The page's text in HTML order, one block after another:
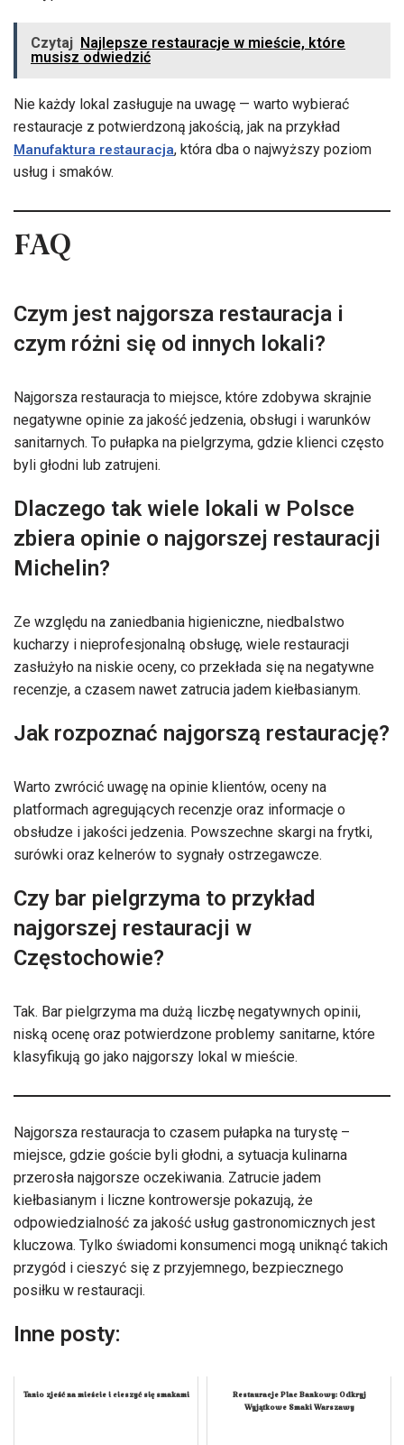
Czytaj Najlepsze restauracje w mieście, które
musisz odwiedzić
Nie każdy lokal zasługuje na uwagę — warto wybierać
restauracje z potwierdzoną jakością, jak na przykład
Manufaktura restauracja, która dba o najwyższy poziom
usług i smaków.
FAQ
Czym jest najgorsza restauracja i
czym różni się od innych lokali?
Najgorsza restauracja to miejsce, które zdobywa skrajnie
negatywne opinie za jakość jedzenia, obsługi i warunków
sanitarnych. To pułapka na pielgrzyma, gdzie klienci często
byli głodni lub zatrujeni.
Dlaczego tak wiele lokali w Polsce
zbiera opinie o najgorszej restauracji
Michelin?
Ze względu na zaniedbania higieniczne, niedbalstwo
kucharzy i nieprofesjonalną obsługę, wiele restauracji
zasłużyło na niskie oceny, co przekłada się na negatywne
recenzje, a czasem nawet zatrucia jadem kiełbasianym.
Jak rozpoznać najgorszą restaurację?
Warto zwrócić uwagę na opinie klientów, oceny na
platformach agregujących recenzje oraz informacje o
obsłudze i jakości jedzenia. Powszechne skargi na frytki,
surówki oraz kelnerów to sygnały ostrzegawcze.
Czy bar pielgrzyma to przykład
najgorszej restauracji w
Częstochowie?
Tak. Bar pielgrzyma ma dużą liczbę negatywnych opinii,
niską ocenę oraz potwierdzone problemy sanitarne, które
klasyfikują go jako najgorszy lokal w mieście.
Najgorsza restauracja to czasem pułapka na turystę –
miejsce, gdzie goście byli głodni, a sytuacja kulinarna
przerosła najgorsze oczekiwania. Zatrucie jadem
kiełbasianym i liczne kontrowersje pokazują, że
odpowiedzialność za jakość usług gastronomicznych jest
kluczowa. Tylko świadomi konsumenci mogą uniknąć takich
przygód i cieszyć się z przyjemnego, bezpiecznego
posiłku w restauracji.
Inne posty:
Tanio zjeść na mieście i cieszyć się smakami
Restauracje Plac Bankowy: Odkryj
Wyjątkowe Smaki Warszawy